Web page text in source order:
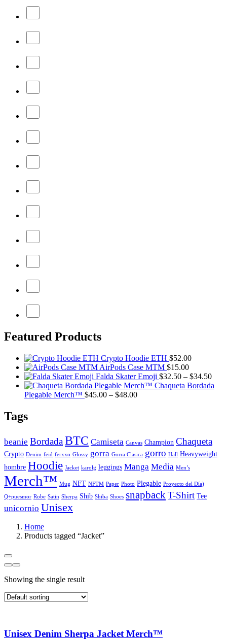
Featured Products
Crypto Hoodie ETH $52.00
AirPods Case MTM $15.00
Falda Skater Emoji $32.50 – $34.50Price
Chaqueta Bordada
Plegable Merch™ $45.00 – $48.00Price
Tags
beanie BordadaBTC Camiseta Canvas Champion Chaqueta
Crypto Denim feid ferxxo Glossy gorra Gorra Clasica gorro Hall Heavyweight
hombre Hoodie Jacket karolg leggings Manga Media Men’s
Merch™ Mug NFT NFTM Paper Photo Plegable Proyecto del Día)
Q+puesmor Robe Satin Sherpa Shib Shiba Shoes snapback T-Shirt Tee
unicornio Unisex
Home
Products tagged “Jacket”
Showing the single result
Unisex Denim Sherpa Jacket Merch™️